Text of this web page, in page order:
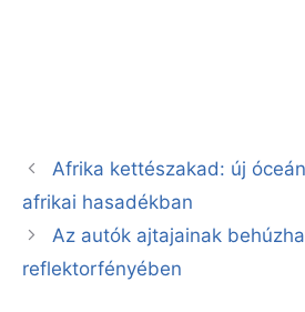
Afrika kettészakad: új
afrikai hasadékban
Az autók ajtajainak
reflektorfényében